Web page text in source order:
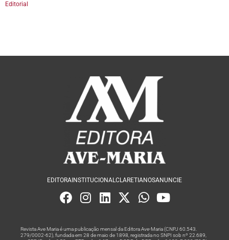
Editorial
EDITORA INSTITUCIONALCLARETIANOSANUNCIE
Revista Ave Maria é uma publicação mensal da Editora Ave-Maria (CNPJ 60.543.
279/0002-62), fundada em 28 de maio de 1898, registrada no SNPI sob nº 22.689,